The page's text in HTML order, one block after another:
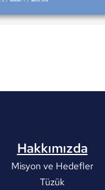
Hakkımızda
Misyon ve Hedefler
Tüzük